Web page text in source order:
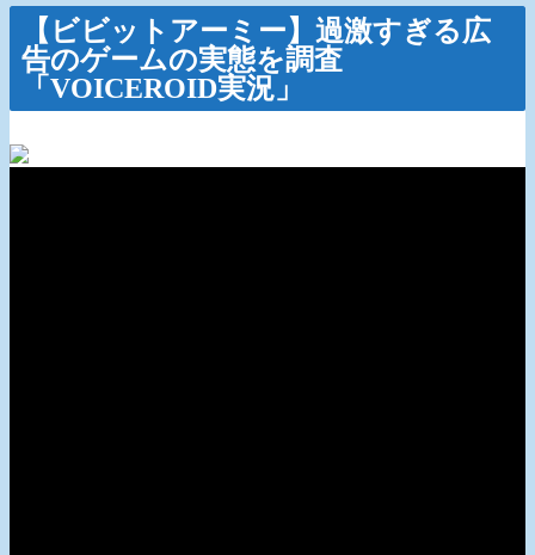
【ビビットアーミー】過激すぎる広
告のゲームの実態を調査
「VOICEROID実況」